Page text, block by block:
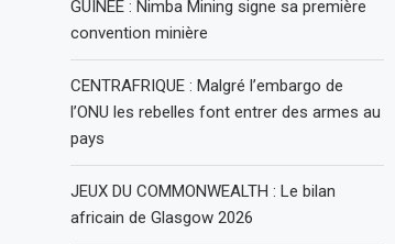
GUINEE : Nimba Mining signe sa première
convention minière
CENTRAFRIQUE : Malgré l’embargo de
l’ONU les rebelles font entrer des armes au
pays
JEUX DU COMMONWEALTH : Le bilan
africain de Glasgow 2026